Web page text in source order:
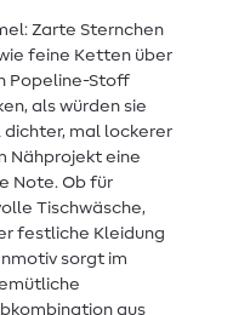
Zarte Sternchen
feine Ketten über
Popeline-Stoff
als würden sie
mal lockerer
Nähprojekt eine
Note. Ob für
Tischwäsche,
festliche Kleidung
sorgt im
aus